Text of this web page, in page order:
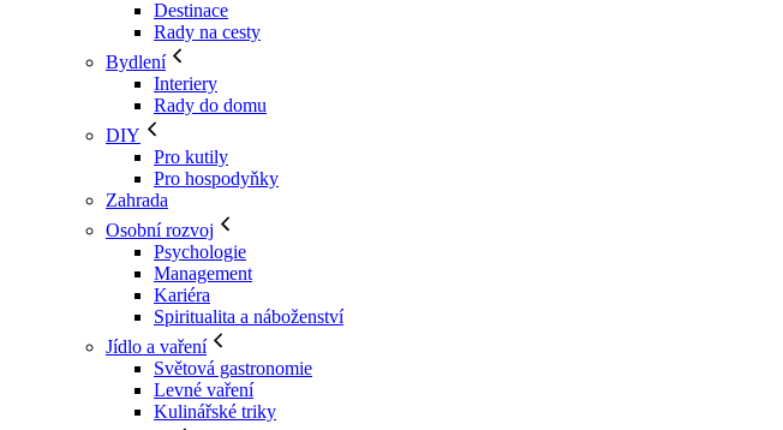
Destinace
Rady na cesty
Bydlení
Interiery
Rady do domu
DIY
Pro kutily
Pro hospodyňky
Zahrada
Osobní rozvoj
Psychologie
Management
Kariéra
Spiritualita a náboženství
Jídlo a vaření
Světová gastronomie
Levné vaření
Kulinářské triky